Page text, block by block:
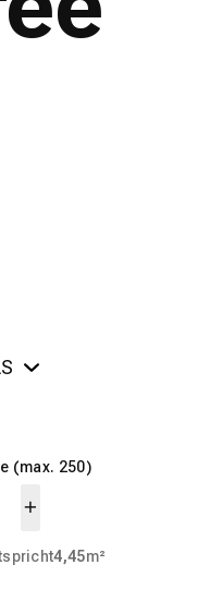
(max. 250)
4,45m²